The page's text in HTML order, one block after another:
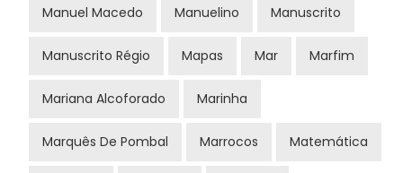
Manuel Macedo Manuelino Manuscrito
Manuscrito Régio Mapas Mar Marfim
Mariana Alcoforado Marinha
Marquês De Pombal Marrocos Matemática